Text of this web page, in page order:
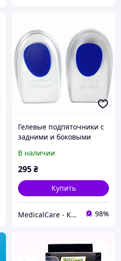
Гелевые подпяточники с
задними и боковыми
(чашеобразные) - Dr. King
PJ401
В наличии
295₴
Купить
MedicalCare - Красота и уход за Вашим здоровьем 98%